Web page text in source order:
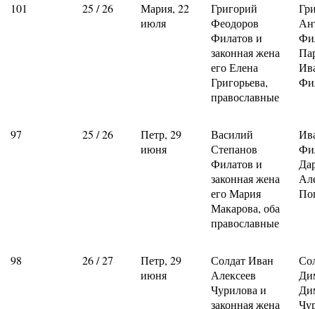
101 25 / 26
Мария, 22
июля
Григорий
Феодоров
Филатов и
законная жена
его Елена
Григорьева,
православные
97 25 / 26
Петр, 29
июня
Василий
Степанов
Филатов и
законная жена
его Мария
Макарова, оба
православные
98 26 / 27
Петр, 29
июня
Солдат Иван
Алексеев
Чурилова и
законная жена